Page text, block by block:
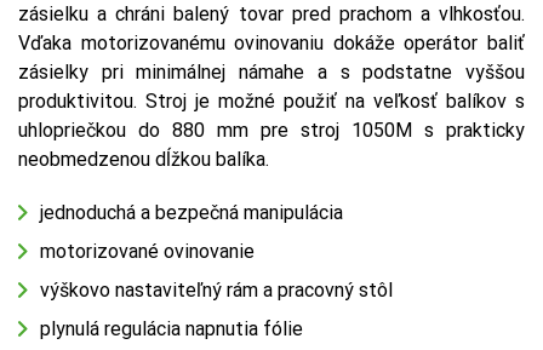
zásielku a chráni balený tovar pred prachom a vlhkosťou.
Vďaka motorizovanému ovinovaniu dokáže operátor baliť
zásielky pri minimálnej námahe a s podstatne vyššou
produktivitou. Stroj je možné použiť na veľkosť balíkov s
uhlopriečkou do 880 mm pre stroj 1050M s prakticky
neobmedzenou dĺžkou balíka.
jednoduchá a bezpečná manipulácia
motorizované ovinovanie
výškovo nastaviteľný rám a pracovný stôl
plynulá regulácia napnutia fólie